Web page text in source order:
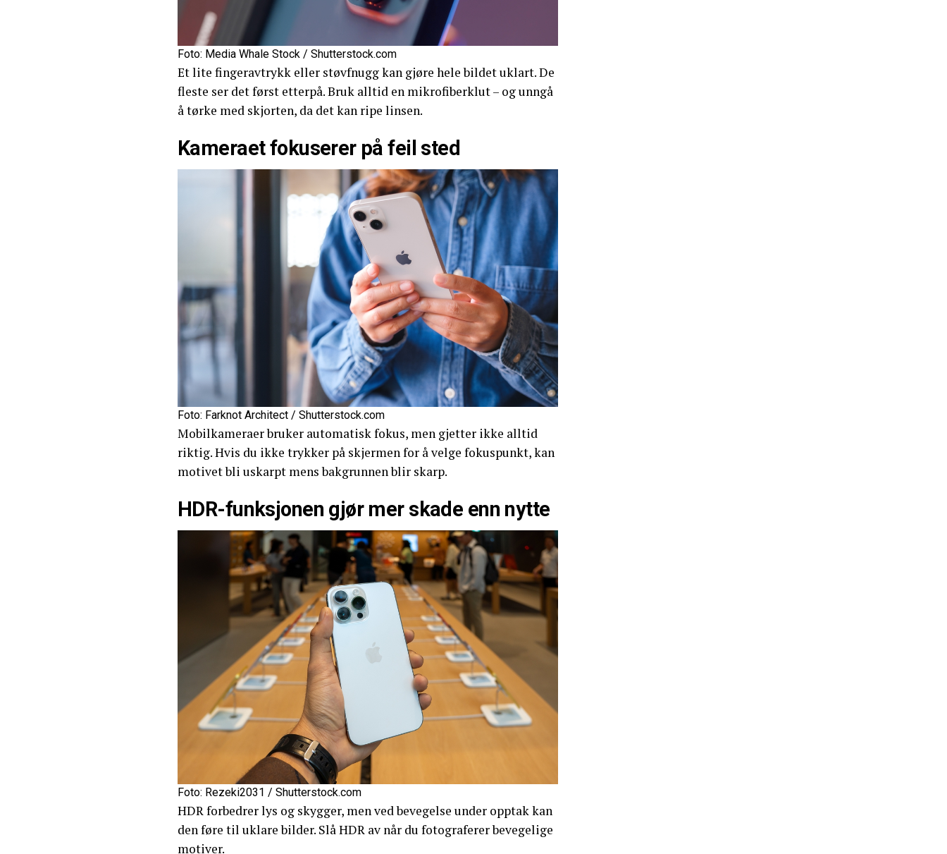
Foto: Media Whale Stock / Shutterstock.com
Et lite fingeravtrykk eller støvfnugg kan gjøre hele bildet uklart. De
fleste ser det først etterpå. Bruk alltid en mikrofiberklut – og unngå
å tørke med skjorten, da det kan ripe linsen.
Kameraet fokuserer på feil sted
Foto: Farknot Architect / Shutterstock.com
Mobilkameraer bruker automatisk fokus, men gjetter ikke alltid
riktig. Hvis du ikke trykker på skjermen for å velge fokuspunkt, kan
motivet bli uskarpt mens bakgrunnen blir skarp.
HDR-funksjonen gjør mer skade enn nytte
Foto: Rezeki2031 / Shutterstock.com
HDR forbedrer lys og skygger, men ved bevegelse under opptak kan
den føre til uklare bilder. Slå HDR av når du fotograferer bevegelige
motiver.